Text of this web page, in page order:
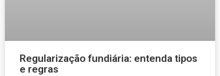
Regularização fundiária: entenda tipos
e regras